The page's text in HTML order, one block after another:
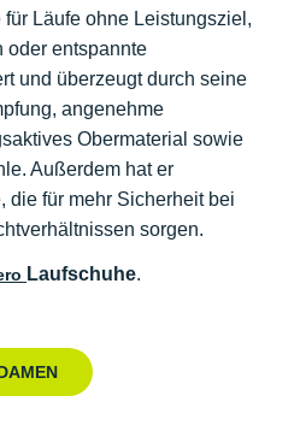
Läufe ohne Leistungsziel,
oder entspannte
und überzeugt durch seine
angenehme
Obermaterial sowie
Außerdem hat er
die für mehr Sicherheit bei
sorgen.
Laufschuhe.